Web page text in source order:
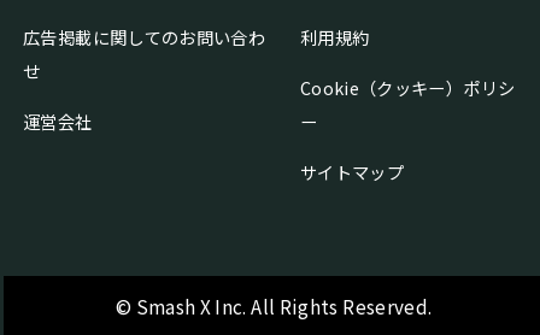
広告掲載に関してのお問い合わ
せ
運営会社
利用規約
Cookie（クッキー）ポリシ
ー
サイトマップ
© Smash X Inc. All Rights Reserved.